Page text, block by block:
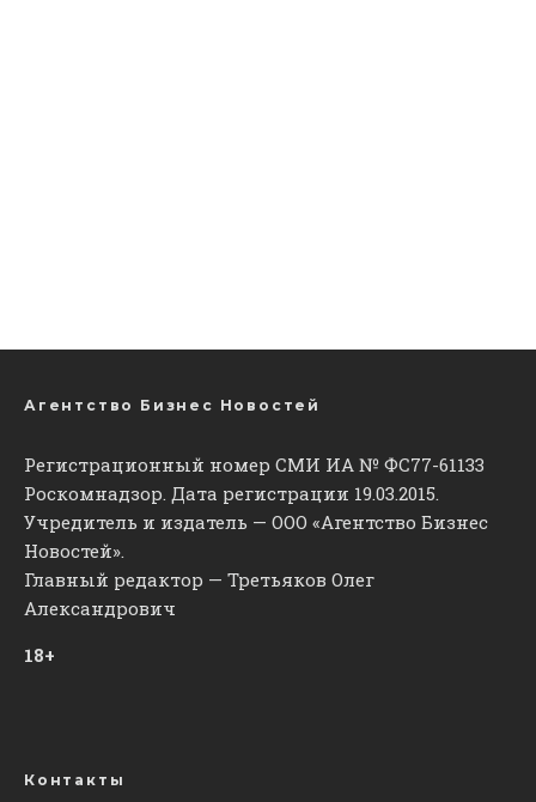
Агентство Бизнес Новостей
Регистрационный номер СМИ ИА № ФС77-61133
Роскомнадзор. Дата регистрации 19.03.2015.
Учредитель и издатель — ООО «Агентство Бизнес
Новостей».
Главный редактор — Третьяков Олег
Александрович
18+
Контакты